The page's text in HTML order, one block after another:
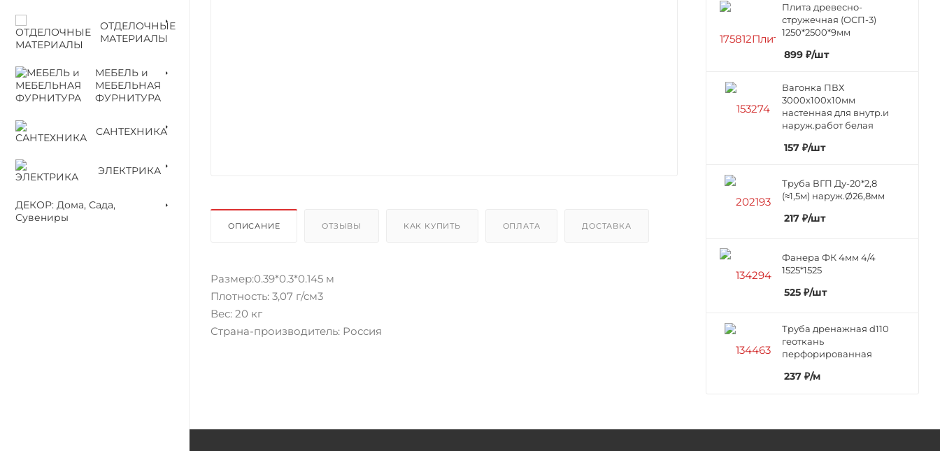
ОТДЕЛОЧНЫЕ
МАТЕРИАЛЫ
МЕБЕЛЬ и
МЕБЕЛЬНАЯ
ФУРНИТУРА
САНТЕХНИКА
ЭЛЕКТРИКА
ДЕКОР: Дома, Сада,
Сувениры
ОПИСАНИЕ ОТЗЫВЫ КАК КУПИТЬ ОПЛАТА ДОСТАВКА
Размер:0.39*0.3*0.145 м
Плотность: 3,07 г/см3
Вес: 20 кг
Страна-производитель: Россия
Плита древесно-
стружечная (ОСП-3)
1250*2500*9мм
899 ₽/шт
Вагонка ПВХ
3000х100х10мм
настенная для внутр.и
наруж.работ белая
157 ₽/шт
Труба ВГП Ду-20*2,8
(≈1,5м) наруж.Ø26,8мм
217 ₽/шт
Фанера ФК 4мм 4/4
1525*1525
525 ₽/шт
Труба дренажная d110
геоткань
перфорированная
237 ₽/м